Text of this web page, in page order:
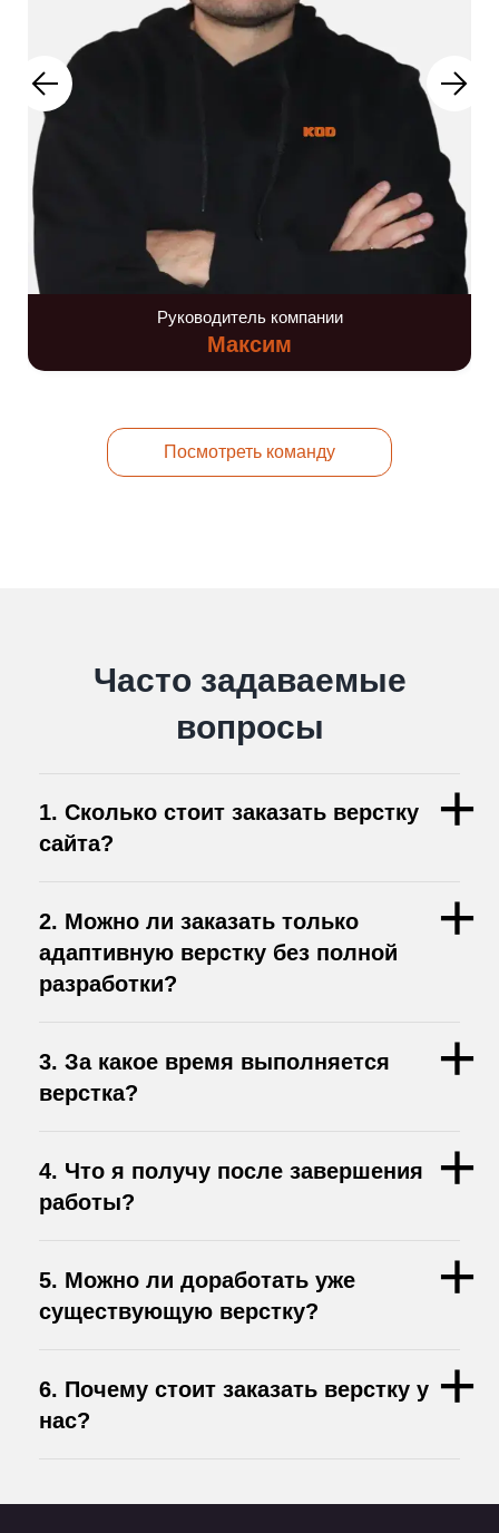
Руководитель компании
Максим
Посмотреть команду
Часто задаваемые
вопросы
1. Сколько стоит заказать верстку
сайта?
2. Можно ли заказать только
адаптивную верстку без полной
разработки?
3. За какое время выполняется
верстка?
4. Что я получу после завершения
работы?
5. Можно ли доработать уже
существующую верстку?
6. Почему стоит заказать верстку у
нас?